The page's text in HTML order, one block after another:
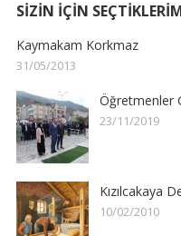
SIZIN İÇIN
Kaymakam Korkmaz
31/05/2013
Öğretmenler
23/11/2019
Kızılcakaya
10/02/2010